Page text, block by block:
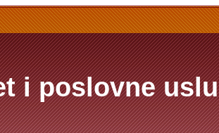
i poslovne